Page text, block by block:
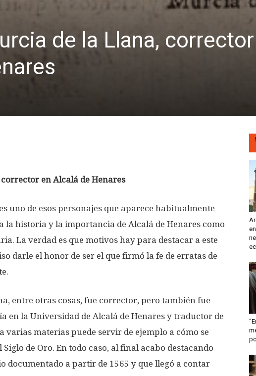
de la Llana,
en Alcalá de Henares
uno de esos personajes que aparece habitualmente
la historia y la importancia de Alcalá de Henares como
La verdad es que motivos hay para destacar a este
darle el honor de ser el que firmó la fe de erratas de
entre otras cosas, fue corrector, pero también fue
en la Universidad de Alcalá de Henares y traductor de
varias materias puede servir de ejemplo a cómo se
de Oro. En todo caso, al final acabo destacando
documentado a partir de 1565 y que llegó a contar